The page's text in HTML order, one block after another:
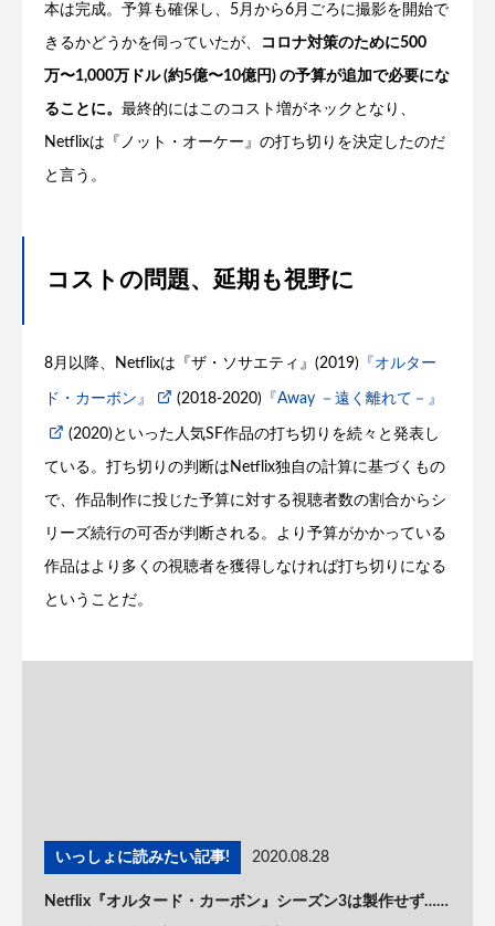
本は完成。予算も確保し、5月から6月ごろに撮影を開始で
きるかどうかを伺っていたが、 コロナ対策のために500
万〜1,000万ドル (約5億〜10億円) の予算が追加で必要にな
ることに。 最終的にはこのコスト増がネックとなり、
Netflixは『ノット・オーケー』の打ち切りを決定したのだ
と言う。
コストの問題、延期も視野に
8月以降、Netflixは『ザ・ソサエティ』(2019) 『オルター
ド・カーボン』 (2018-2020) 『Away －遠く離れて－』
(2020)といった人気SF作品の打ち切りを続々と発表し
ている。打ち切りの判断はNetflix独自の計算に基づくもの
で、作品制作に投じた予算に対する視聴者数の割合からシ
リーズ続行の可否が判断される。より予算がかかっている
作品はより多くの視聴者を獲得しなければ打ち切りになる
ということだ。
いっしょに読みたい記事! 2020.08.28
Netflix『オルタード・カーボン』シーズン3は製作せず……